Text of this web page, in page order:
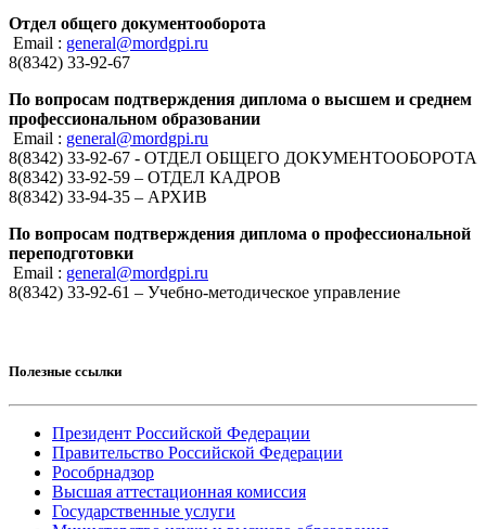
Отдел общего документооборота
Email : general@mordgpi.ru
8(8342) 33-92-67
По вопросам подтверждения диплома о высшем и среднем
профессиональном образовании
Email : general@mordgpi.ru
8(8342) 33-92-67 - ОТДЕЛ ОБЩЕГО ДОКУМЕНТООБОРОТА
8(8342) 33-92-59 – ОТДЕЛ КАДРОВ
8(8342) 33-94-35 – АРХИВ
По вопросам подтверждения диплома о профессиональной
переподготовки
Email : general@mordgpi.ru
8(8342) 33-92-61 – Учебно-методическое управление
Полезные ссылки
Президент Российской Федерации
Правительство Российской Федерации
Рособрнадзор
Высшая аттестационная комиссия
Государственные услуги